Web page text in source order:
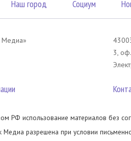
Наш город Социум
3,
РФ использование материалов без
разрешена при условии